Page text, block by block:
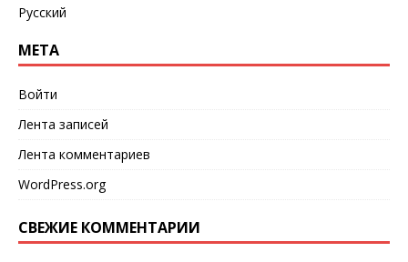
Русский
МЕТА
Войти
Лента записей
Лента комментариев
WordPress.org
СВЕЖИЕ КОММЕНТАРИИ